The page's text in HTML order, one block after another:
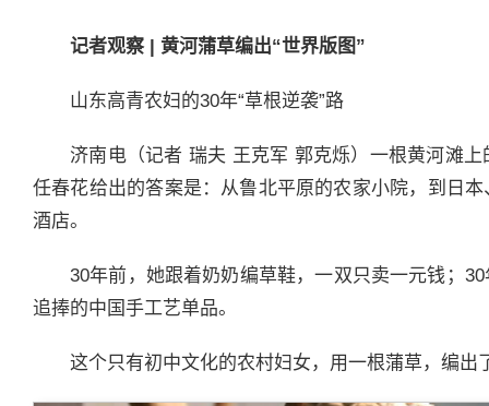
记者观察 | 黄河蒲草编出“世界版图”
山东高青农妇的30年“草根逆袭”路
济南电（记者 瑞夫 王克军 郭克烁）一根黄河滩
任春花给出的答案是：从鲁北平原的农家小院，到日
酒店。
30年前，她跟着奶奶编草鞋，一双只卖一元钱；
追捧的中国手工艺单品。
这个只有初中文化的农村妇女，用一根蒲草，编